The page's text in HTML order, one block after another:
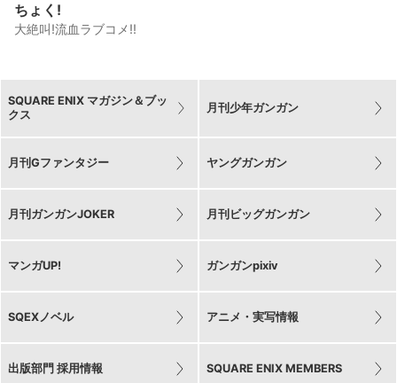
ちょく!
大絶叫!流血ラブコメ!!
SQUARE ENIX マガジン＆ブッ
クス
月刊少年ガンガン
月刊Gファンタジー ヤングガンガン
月刊ガンガンJOKER 月刊ビッグガンガン
マンガUP! ガンガンpixiv
SQEXノベル アニメ・実写情報
出版部門 採用情報 SQUARE ENIX MEMBERS